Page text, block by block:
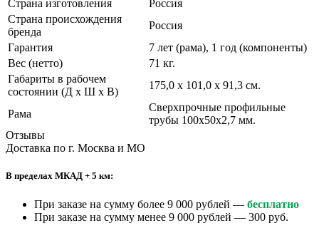
Страна изготовления
Россия
Страна происхождения
бренда
Россия
Гарантия
7 лет (рама), 1 год (компоненты)
Вес (нетто)
71 кг.
Габариты в рабочем
состоянии (Д х Ш х В)
175,0 х 101,0 х 91,3 см.
Рама
Сверхпрочные профильные
трубы 100х50х2,7 мм.
Отзывы
Доставка по г. Москва и МО
В пределах МКАД + 5 км:
При заказе на сумму более 9 000 рублей — бесплатно
При заказе на сумму менее 9 000 рублей — 300 руб.